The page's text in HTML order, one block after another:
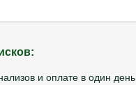
и оплате в один день